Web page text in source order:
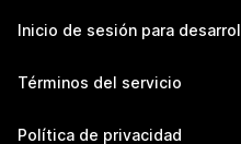
Inicio de sesión para
Términos del servicio
Política de privacidad